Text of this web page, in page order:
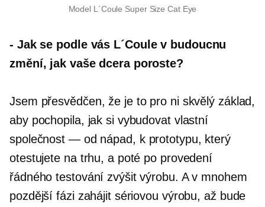
Model L´Coule Super Size Cat Eye
- Jak se podle vás L´Coule v budoucnu
změní, jak vaše dcera poroste?
Jsem přesvědčen, že je to pro ni skvělý základ,
aby pochopila, jak si vybudovat vlastní
společnost — od nápad, k prototypu, který
otestujete na trhu, a poté po provedení
řádného testování zvýšit výrobu. A v mnohem
pozdější fázi zahájit sériovou výrobu, až bude